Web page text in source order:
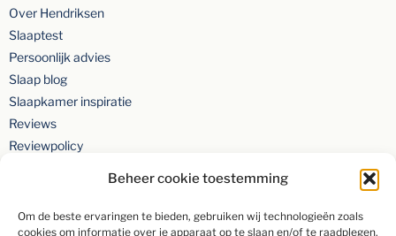
Beheer cookie toestemming
Om de beste ervaringen te bieden, gebruiken wij technologieën zoals
cookies om informatie over je apparaat op te slaan en/of te raadplegen.
Over Hendriksen
Slaaptest
Persoonlijk advies
Slaap blog
Slaapkamer inspiratie
Reviews
Reviewpolicy